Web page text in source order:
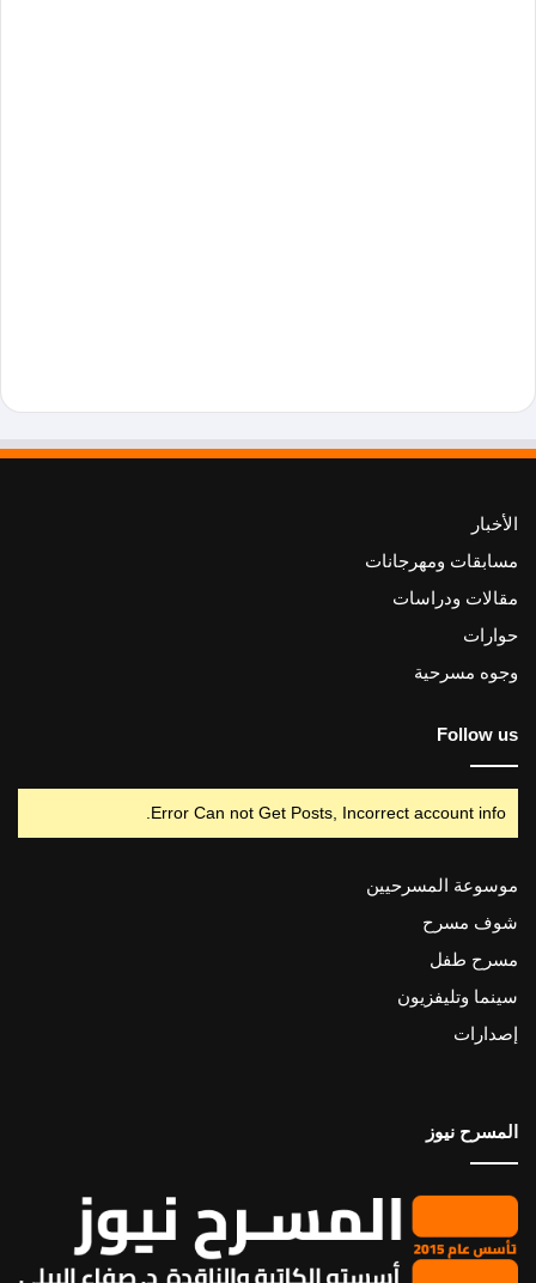
الأخبار
مسابقات ومهرجانات
مقالات ودراسات
حوارات
وجوه مسرحية
Follow us
Error Can not Get Posts, Incorrect account info.
موسوعة المسرحيين
شوف مسرح
مسرح طفل
سينما وتليفزيون
إصدارات
المسرح نيوز